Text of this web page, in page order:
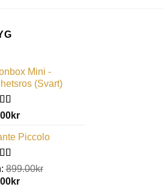
Mini -
(Svart)
kr
Piccolo
av 5
899.00kr
kr